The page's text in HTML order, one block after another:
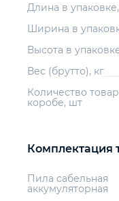
Длина в
Ширина в
Высота в
Вес (брутто), кг
Количество
коробе, шт
Комплектация
Пила сабельная
аккумуляторная